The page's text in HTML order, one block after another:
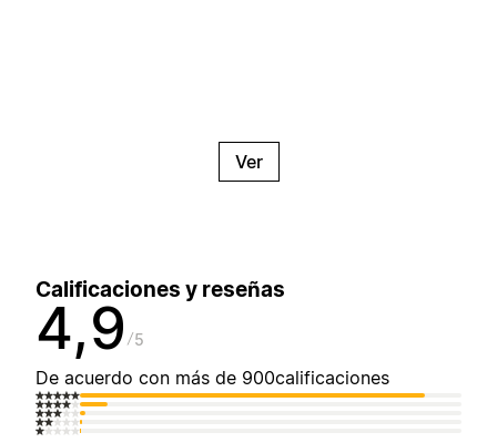
Ver
Calificaciones y reseñas
4,9 5
De acuerdo con más de 900calificaciones